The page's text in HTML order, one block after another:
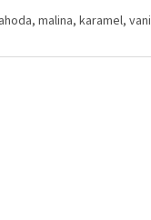
malina, karamel,